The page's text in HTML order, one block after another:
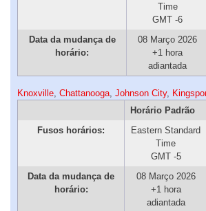
Time
GMT -6
Data da mudança de
horário:
08 Março 2026
+1 hora
adiantada
Knoxville, Chattanooga, Johnson City,
Horário Padrão
Fusos horários:
Eastern Standard
Time
GMT -5
Data da mudança de
horário:
08 Março 2026
+1 hora
adiantada